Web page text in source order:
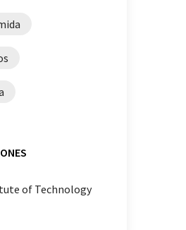
masas
de masa
of Technology